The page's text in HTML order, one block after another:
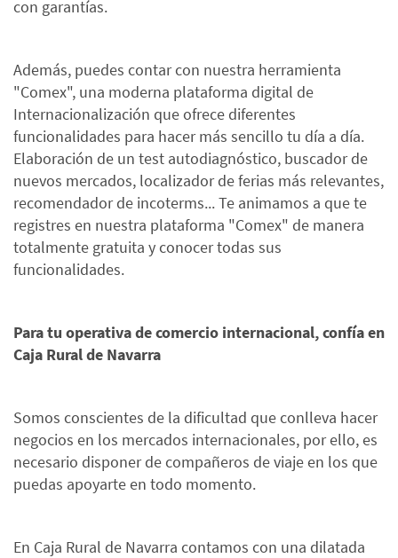
con garantías.
Además, puedes contar con nuestra herramienta
"Comex", una moderna plataforma digital de
Internacionalización que ofrece diferentes
funcionalidades para hacer más sencillo tu día a día.
Elaboración de un test autodiagnóstico, buscador de
nuevos mercados, localizador de ferias más relevantes,
recomendador de incoterms... Te animamos a que te
registres en nuestra plataforma "Comex" de manera
totalmente gratuita y conocer todas sus
funcionalidades.
Para tu operativa de comercio internacional, confía en
Caja Rural de Navarra
Somos conscientes de la dificultad que conlleva hacer
negocios en los mercados internacionales, por ello, es
necesario disponer de compañeros de viaje en los que
puedas apoyarte en todo momento.
En Caja Rural de Navarra contamos con una dilatada